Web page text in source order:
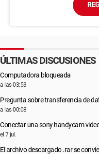
ÚLTIMAS DISCUSIONES
Computadora bloqueada
a las 03:53
Pregunta sobre transferencia de
a las 00:08
Conectar una sony handycam
el 7 jul.
El archivo descargado .rar se